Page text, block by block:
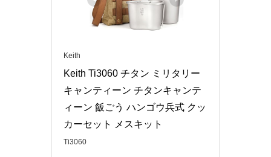
Keith
Keith Ti3060 チタン ミリタリー
キャンティーン チタンキャンテ
ィーン 飯ごう ハンゴウ兵式 クッ
カーセット メスキット
Ti3060